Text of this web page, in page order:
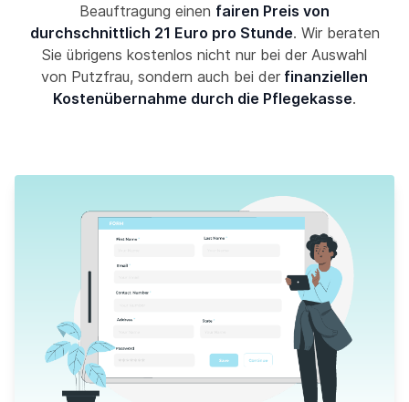
Beauftragung einen fairen Preis von
durchschnittlich 21 Euro pro Stunde. Wir beraten
Sie übrigens kostenlos nicht nur bei der Auswahl
von Putzfrau, sondern auch bei der finanziellen
Kostenübernahme durch die Pflegekasse.